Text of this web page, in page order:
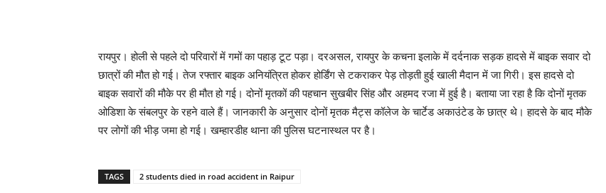
रायपुर। होली से पहले दो परिवारों में गमों का पहाड़ टूट पड़ा। दरअसल, रायपुर के कचना इलाके में दर्दनाक सड़क हादसे में बाइक सवार दो
छात्रों की मौत हो गई। तेज रफ्तार बाइक अनियंत्रित होकर होर्डिंग से टकराकर पेड़ तोड़ती हुई खाली मैदान में जा गिरी। इस हादसे दो
बाइक सवारों की मौके पर ही मौत हो गई। दोनों मृतकों की पहचान सुखबीर सिंह और अहमद रजा में हुई है। बताया जा रहा है कि दोनों मृतक
ओडिशा के संबलपुर के रहने वाले हैं। जानकारी के अनुसार दोनों मृतक मैट्स कॉलेज के चार्टेड अकाउंटेड के छात्र थे। हादसे के बाद मौके
पर लोगों की भीड़ जमा हो गई। खम्‍हारडीह थाना की पुलिस घटनास्‍थल पर है।
TAGS 2 students died in road accident in Raipur